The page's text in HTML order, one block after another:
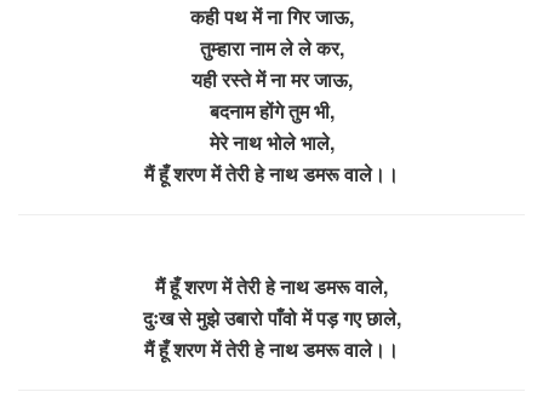
कही पथ में ना गिर जाऊ,
तुम्हारा नाम ले ले कर,
यही रस्ते में ना मर जाऊ,
बदनाम होंगे तुम भी,
मेरे नाथ भोले भाले,
मैं हूँ शरण में तेरी हे नाथ डमरू वाले।।
मैं हूँ शरण में तेरी हे नाथ डमरू वाले,
दुःख से मुझे उबारो पाँवो में पड़ गए छाले,
मैं हूँ शरण में तेरी हे नाथ डमरू वाले।।